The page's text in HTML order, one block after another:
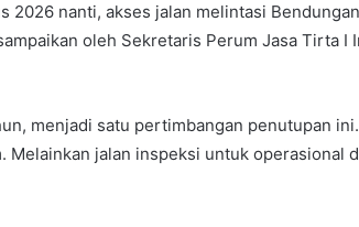
2026 nanti, akses jalan melintasi
oleh Sekretaris Perum Jasa Tirta I
menjadi satu pertimbangan penutupan
Melainkan jalan inspeksi untuk operasional